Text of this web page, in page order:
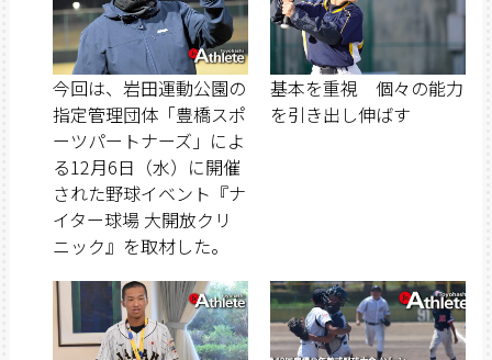
今回は、岩田運動公園の
指定管理団体「豊橋スポ
ーツパートナーズ」によ
る12月6日（水）に開催
された野球イベント『ナ
イター球場 大開放クリ
ニック』を取材した。
基本を重視 個々の能力
を引き出し伸ばす